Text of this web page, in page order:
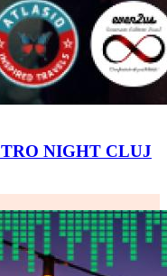
NIGHT CLUJ